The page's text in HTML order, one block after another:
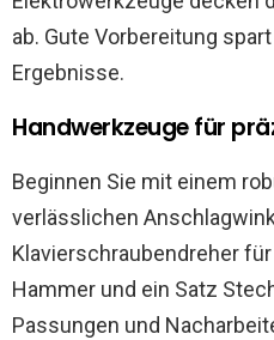
ab. Gute Vorbereitung
Ergebnisse.
Handwerkzeuge für
Beginnen Sie mit einem
verlässlichen
Klavierschraubendreher
Hammer und ein Satz
Passungen und